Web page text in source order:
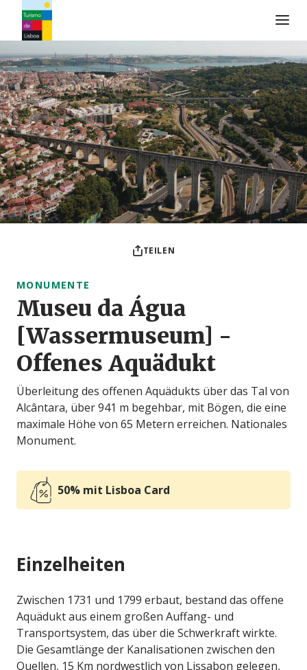
TEILEN
MONUMENTE
Museu da Água
[Wassermuseum] -
Offenes Aquädukt
Überleitung des offenen Aquädukts über das Tal von
Alcântara, über 941 m begehbar, mit Bögen, die eine
maximale Höhe von 65 Metern erreichen. Nationales
Monument.
50% mit Lisboa Card
Einzelheiten
Zwischen 1731 und 1799 erbaut, bestand das offene
Aquädukt aus einem großen Auffang- und
Transportsystem, das über die Schwerkraft wirkte.
Die Gesamtlänge der Kanalisationen zwischen den
Quellen, 15 Km nordwestlich von Lissabon gelegen,